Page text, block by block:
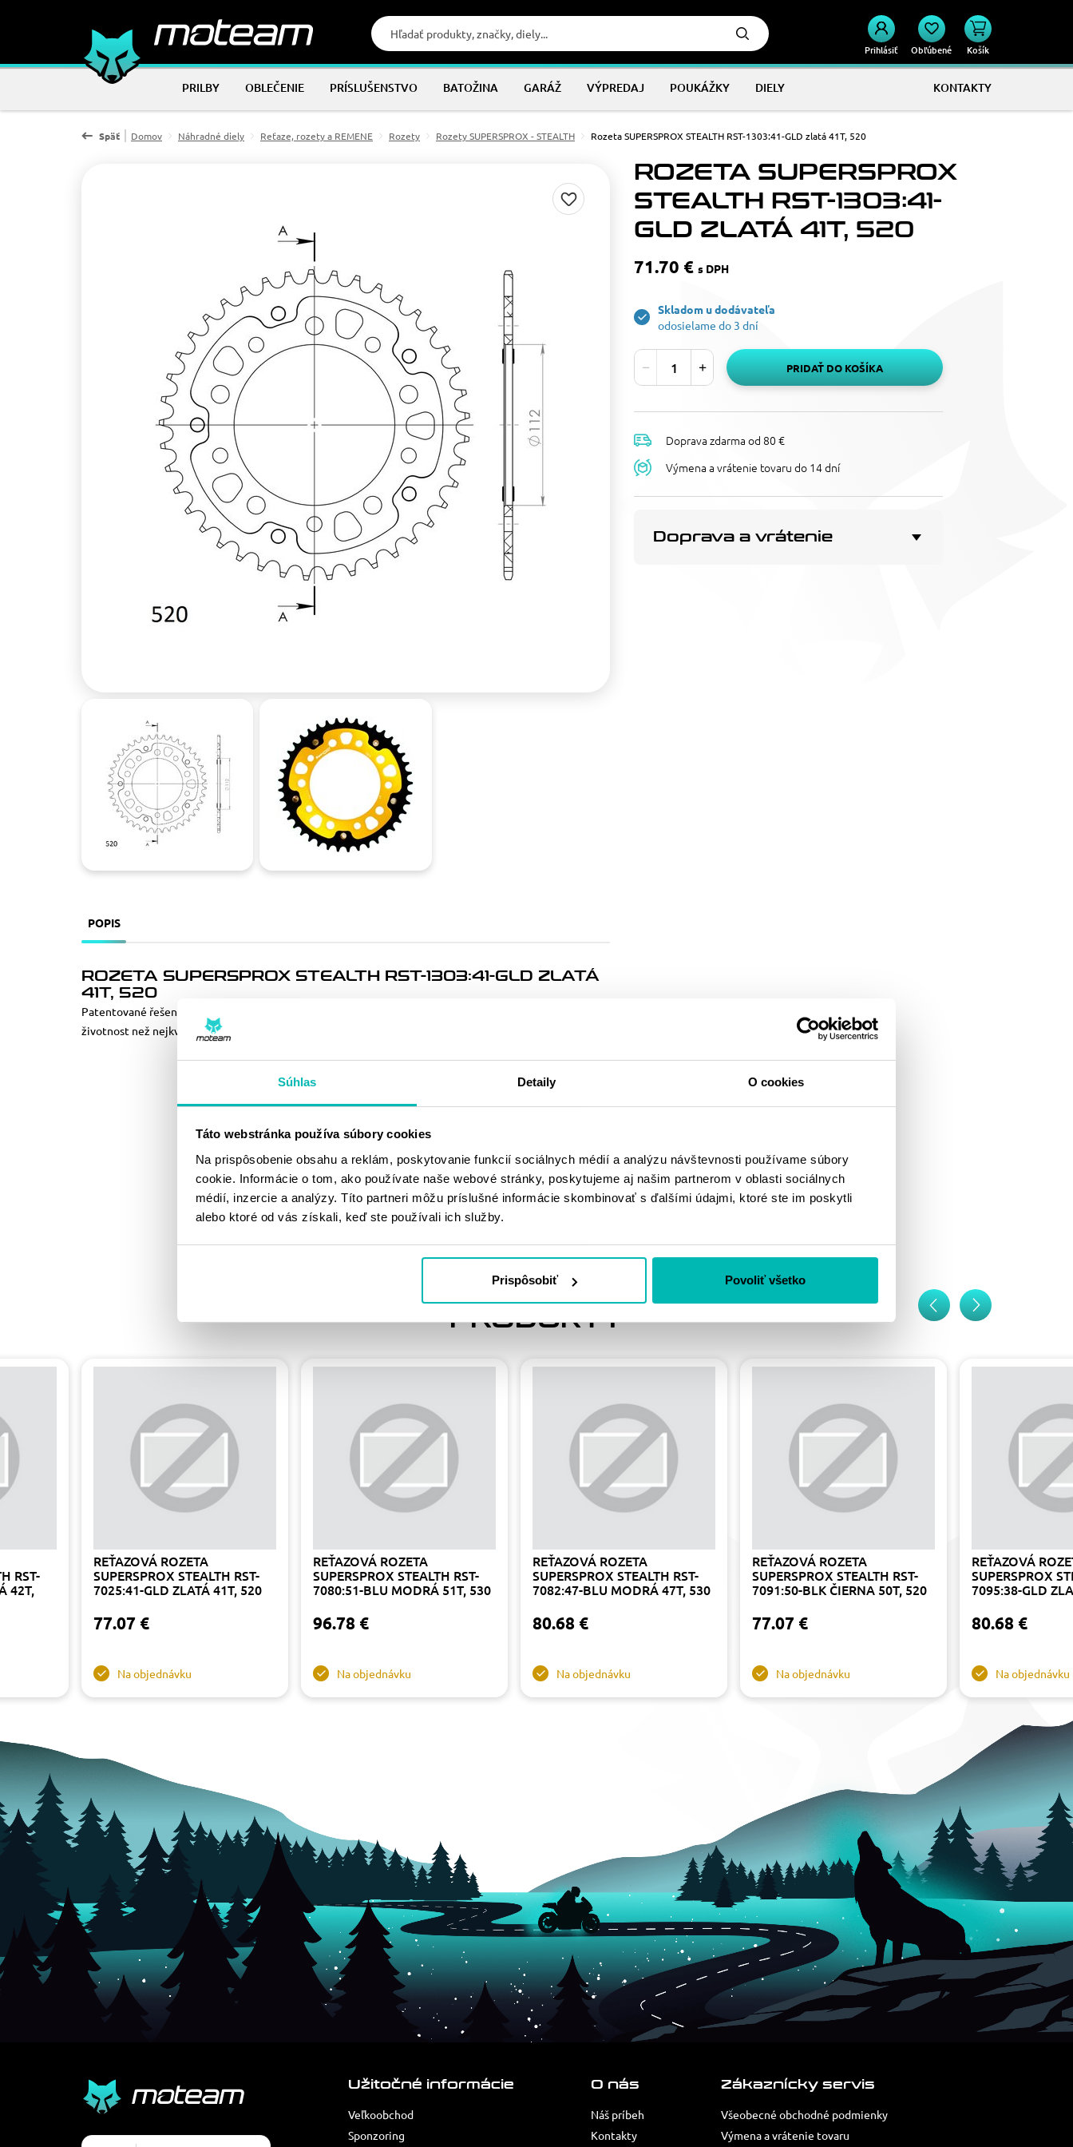
Súhlas Detaily O cookies
Táto webstránka používa súbory cookies
Na prispôsobenie obsahu a reklám, poskytovanie funkcií sociálnych médií a analýzu návštevnosti používame súbory
cookie. Informácie o tom, ako používate naše webové stránky, poskytujeme aj našim partnerom v oblasti sociálnych
médií, inzercie a analýzy. Títo partneri môžu príslušné informácie skombinovať s ďalšími údajmi, ktoré ste im poskytli
alebo ktoré od vás získali, keď ste používali ich služby.
Prispôsobiť Povoliť všetko
Prihlásiť Obľúbené Košík
PRILBY OBLEČENIE PRÍSLUŠENSTVO BATOŽINA GARÁŽ VÝPREDAJ POUKÁŽKY DIELY KONTAKTY
Späť Domov Náhradné diely Reťaze, rozety a REMENE Rozety Rozety SUPERSPROX - STEALTH Rozeta SUPERSPROX STEALTH RST-1303:41-GLD zlatá 41T, 520
ROZETA SUPERSPROX
STEALTH RST-1303:41-
GLD ZLATÁ 41T, 520
71.70 € s DPH
Skladom u dodávateľa
odosielame do 3 dní
PRIDAŤ DO KOŠÍKA
Doprava zdarma od 80 €
Výmena a vrátenie tovaru do 14 dní
Doprava a vrátenie
POPIS
ROZETA SUPERSPROX STEALTH RST-1303:41-GLD ZLATÁ
41T, 520
Patentované řešení pro dlouhou životnost/nízkou hmotnost s nejpevnějším snýtováním na trhu. 3x delší
životnost než nejkvalitnější hliníkové rozety.
PODOBNÉ
PRODUKTY
RST-
42T,
REŤAZOVÁ ROZETA
SUPERSPROX STEALTH RST-
7025:41-GLD ZLATÁ 41T, 520
77.07 €
Na objednávku
REŤAZOVÁ ROZETA
SUPERSPROX STEALTH RST-
7080:51-BLU MODRÁ 51T, 530
96.78 €
Na objednávku
REŤAZOVÁ ROZETA
SUPERSPROX STEALTH RST-
7082:47-BLU MODRÁ 47T, 530
80.68 €
Na objednávku
REŤAZOVÁ ROZETA
SUPERSPROX STEALTH RST-
7091:50-BLK ČIERNA 50T, 520
77.07 €
Na objednávku
REŤAZOVÁ
SUPERSPROX
7095:38-GLD
80.68 €
Na objednávku
Užitočné informácie
Veľkoobchod
Sponzoring
O nás
Náš príbeh
Kontakty
Zákaznícky servis
Všeobecné obchodné podmienky
Výmena a vrátenie tovaru